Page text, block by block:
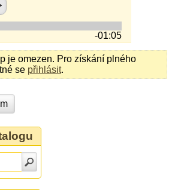
-01:05
je omezen. Pro získání plného
se přihlásit.